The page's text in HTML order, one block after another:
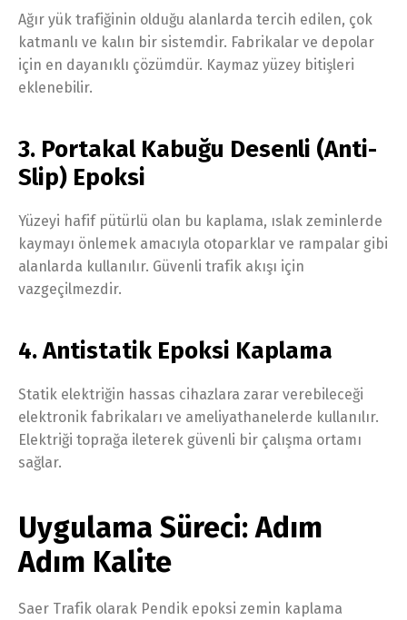
Ağır yük trafiğinin olduğu alanlarda tercih edilen, çok
katmanlı ve kalın bir sistemdir. Fabrikalar ve depolar
için en dayanıklı çözümdür. Kaymaz yüzey bitişleri
eklenebilir.
3. Portakal Kabuğu Desenli (Anti-
Slip) Epoksi
Yüzeyi hafif pütürlü olan bu kaplama, ıslak zeminlerde
kaymayı önlemek amacıyla otoparklar ve rampalar gibi
alanlarda kullanılır. Güvenli trafik akışı için
vazgeçilmezdir.
4. Antistatik Epoksi Kaplama
Statik elektriğin hassas cihazlara zarar verebileceği
elektronik fabrikaları ve ameliyathanelerde kullanılır.
Elektriği toprağa ileterek güvenli bir çalışma ortamı
sağlar.
Uygulama Süreci: Adım
Adım Kalite
Saer Trafik olarak Pendik epoksi zemin kaplama